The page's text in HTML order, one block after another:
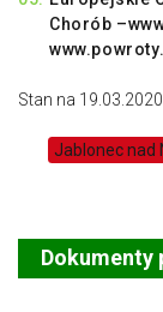
Chorób –
Stan na 19.03.2020
Jablonec nad
Dokumenty